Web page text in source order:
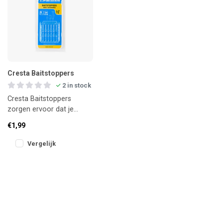
Cresta Baitstoppers
2 in stock
Cresta Baitstoppers
zorgen ervoor dat je
plaats blijft, zelfs bij verre
worp
€1,99
Vergelijk